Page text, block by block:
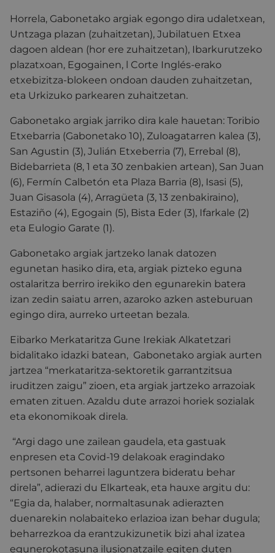
Horrela, Gabonetako argiak egongo dira udaletxean,
Untzaga plazan (zuhaitzetan), Jubilatuen Etxea
dagoen aldean (hor ere zuhaitzetan), Ibarkurutzeko
plazatxoan, Egogainen, l Corte Inglés-erako
etxebizitza-blokeen ondoan dauden zuhaitzetan,
eta Urkizuko parkearen zuhaitzetan.
Gabonetako argiak jarriko dira kale hauetan: Toribio
Etxebarria (Gabonetako 10), Zuloagatarren kalea (3),
San Agustin (3), Julián Etxeberria (7), Errebal (8),
Bidebarrieta (8, 1 eta 30 zenbakien artean), San Juan
(6), Fermín Calbetón eta Plaza Barria (8), Isasi (5),
Juan Gisasola (4), Arragüeta (3, 13 zenbakiraino),
Estaziño (4), Egogain (5), Bista Eder (3), Ifarkale (2)
eta Eulogio Garate (1).
Gabonetako argiak jartzeko lanak datozen
egunetan hasiko dira, eta, argiak pizteko eguna
ostalaritza berriro irekiko den egunarekin batera
izan zedin saiatu arren, azaroko azken asteburuan
egingo dira, aurreko urteetan bezala.
Eibarko Merkataritza Gune Irekiak Alkatetzari
bidalitako idazki batean, Gabonetako argiak aurten
jartzea “merkataritza-sektoretik garrantzitsua
iruditzen zaigu” zioen, eta argiak jartzeko arrazoiak
ematen zituen. Azaldu dute arrazoi horiek sozialak
eta ekonomikoak direla.
“Argi dago une zailean gaudela, eta gastuak
enpresen eta Covid-19 delakoak eragindako
pertsonen beharrei laguntzera bideratu behar
direla”, adierazi du Elkarteak, eta hauxe argitu du:
“Egia da, halaber, normaltasunak adierazten
duenarekin nolabaiteko erlazioa izan behar dugula;
beharrezkoa da erantzukizunetik bizi ahal izatea
egunerokotasuna ilusionatzaile egiten duten